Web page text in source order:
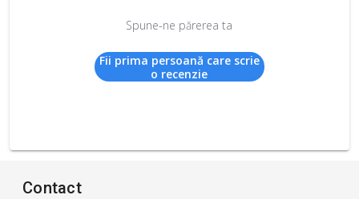
Spune-ne părerea ta
Fii prima persoană care scrie
o recenzie
Contact